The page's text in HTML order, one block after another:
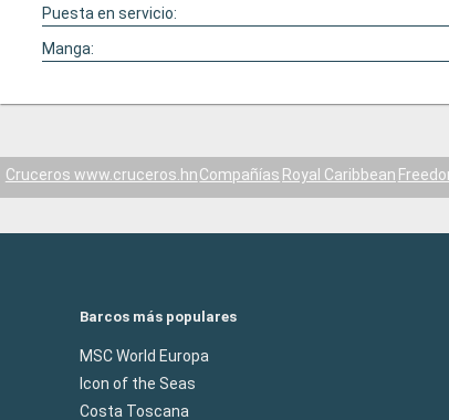
Puesta en servicio:
Manga:
Cruceros www.cruceros.hnCompañías Royal Caribbean
Barcos más populares
MSC World Europa
Icon of the Seas
Costa Toscana